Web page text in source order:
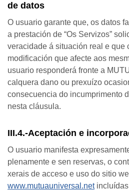
de datos
O usuario garante que, os datos
a prestación de “Os Servizos”
veracidade á situación real e que
modificación que afecte aos
usuario responderá fronte a
calquera dano ou prexuízo
consecuencia do incumprimento
nesta cláusula.
III.4.-Aceptación e
O usuario manifesta
plenamente e sen reservas, o
xerais de acceso e uso do sitio
www.mutuauniversal.netincluídas